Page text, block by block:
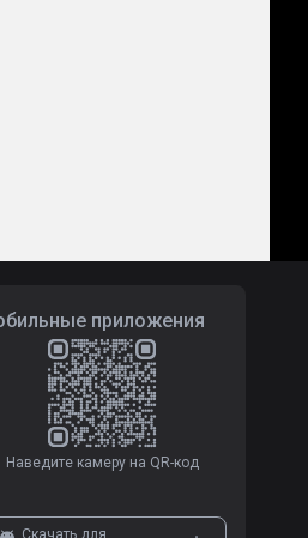
приложения
Наведите камеру на QR-код
Отзывы о букмекерах
Скачать для